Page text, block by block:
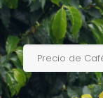
Precio de